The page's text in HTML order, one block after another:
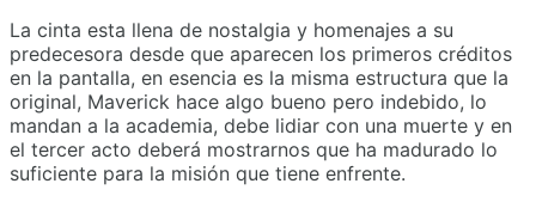
La cinta esta llena de nostalgia y homenajes a su
predecesora desde que aparecen los primeros créditos
en la pantalla, en esencia es la misma estructura que la
original, Maverick hace algo bueno pero indebido, lo
mandan a la academia, debe lidiar con una muerte y en
el tercer acto deberá mostrarnos que ha madurado lo
suficiente para la misión que tiene enfrente.